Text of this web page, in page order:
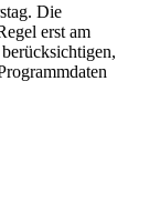
Die
erst am